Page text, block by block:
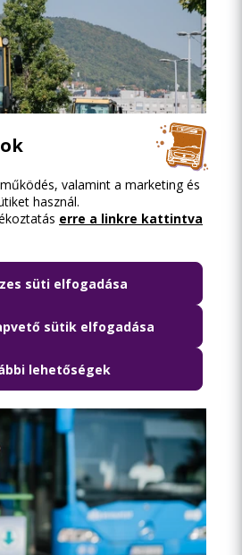
téri felüljárót: az
újraindulhat a forgalom
valamint a marketing és
használ.
erre a linkre kattintva
süti elfogadása
sütik elfogadása
lehetőségek